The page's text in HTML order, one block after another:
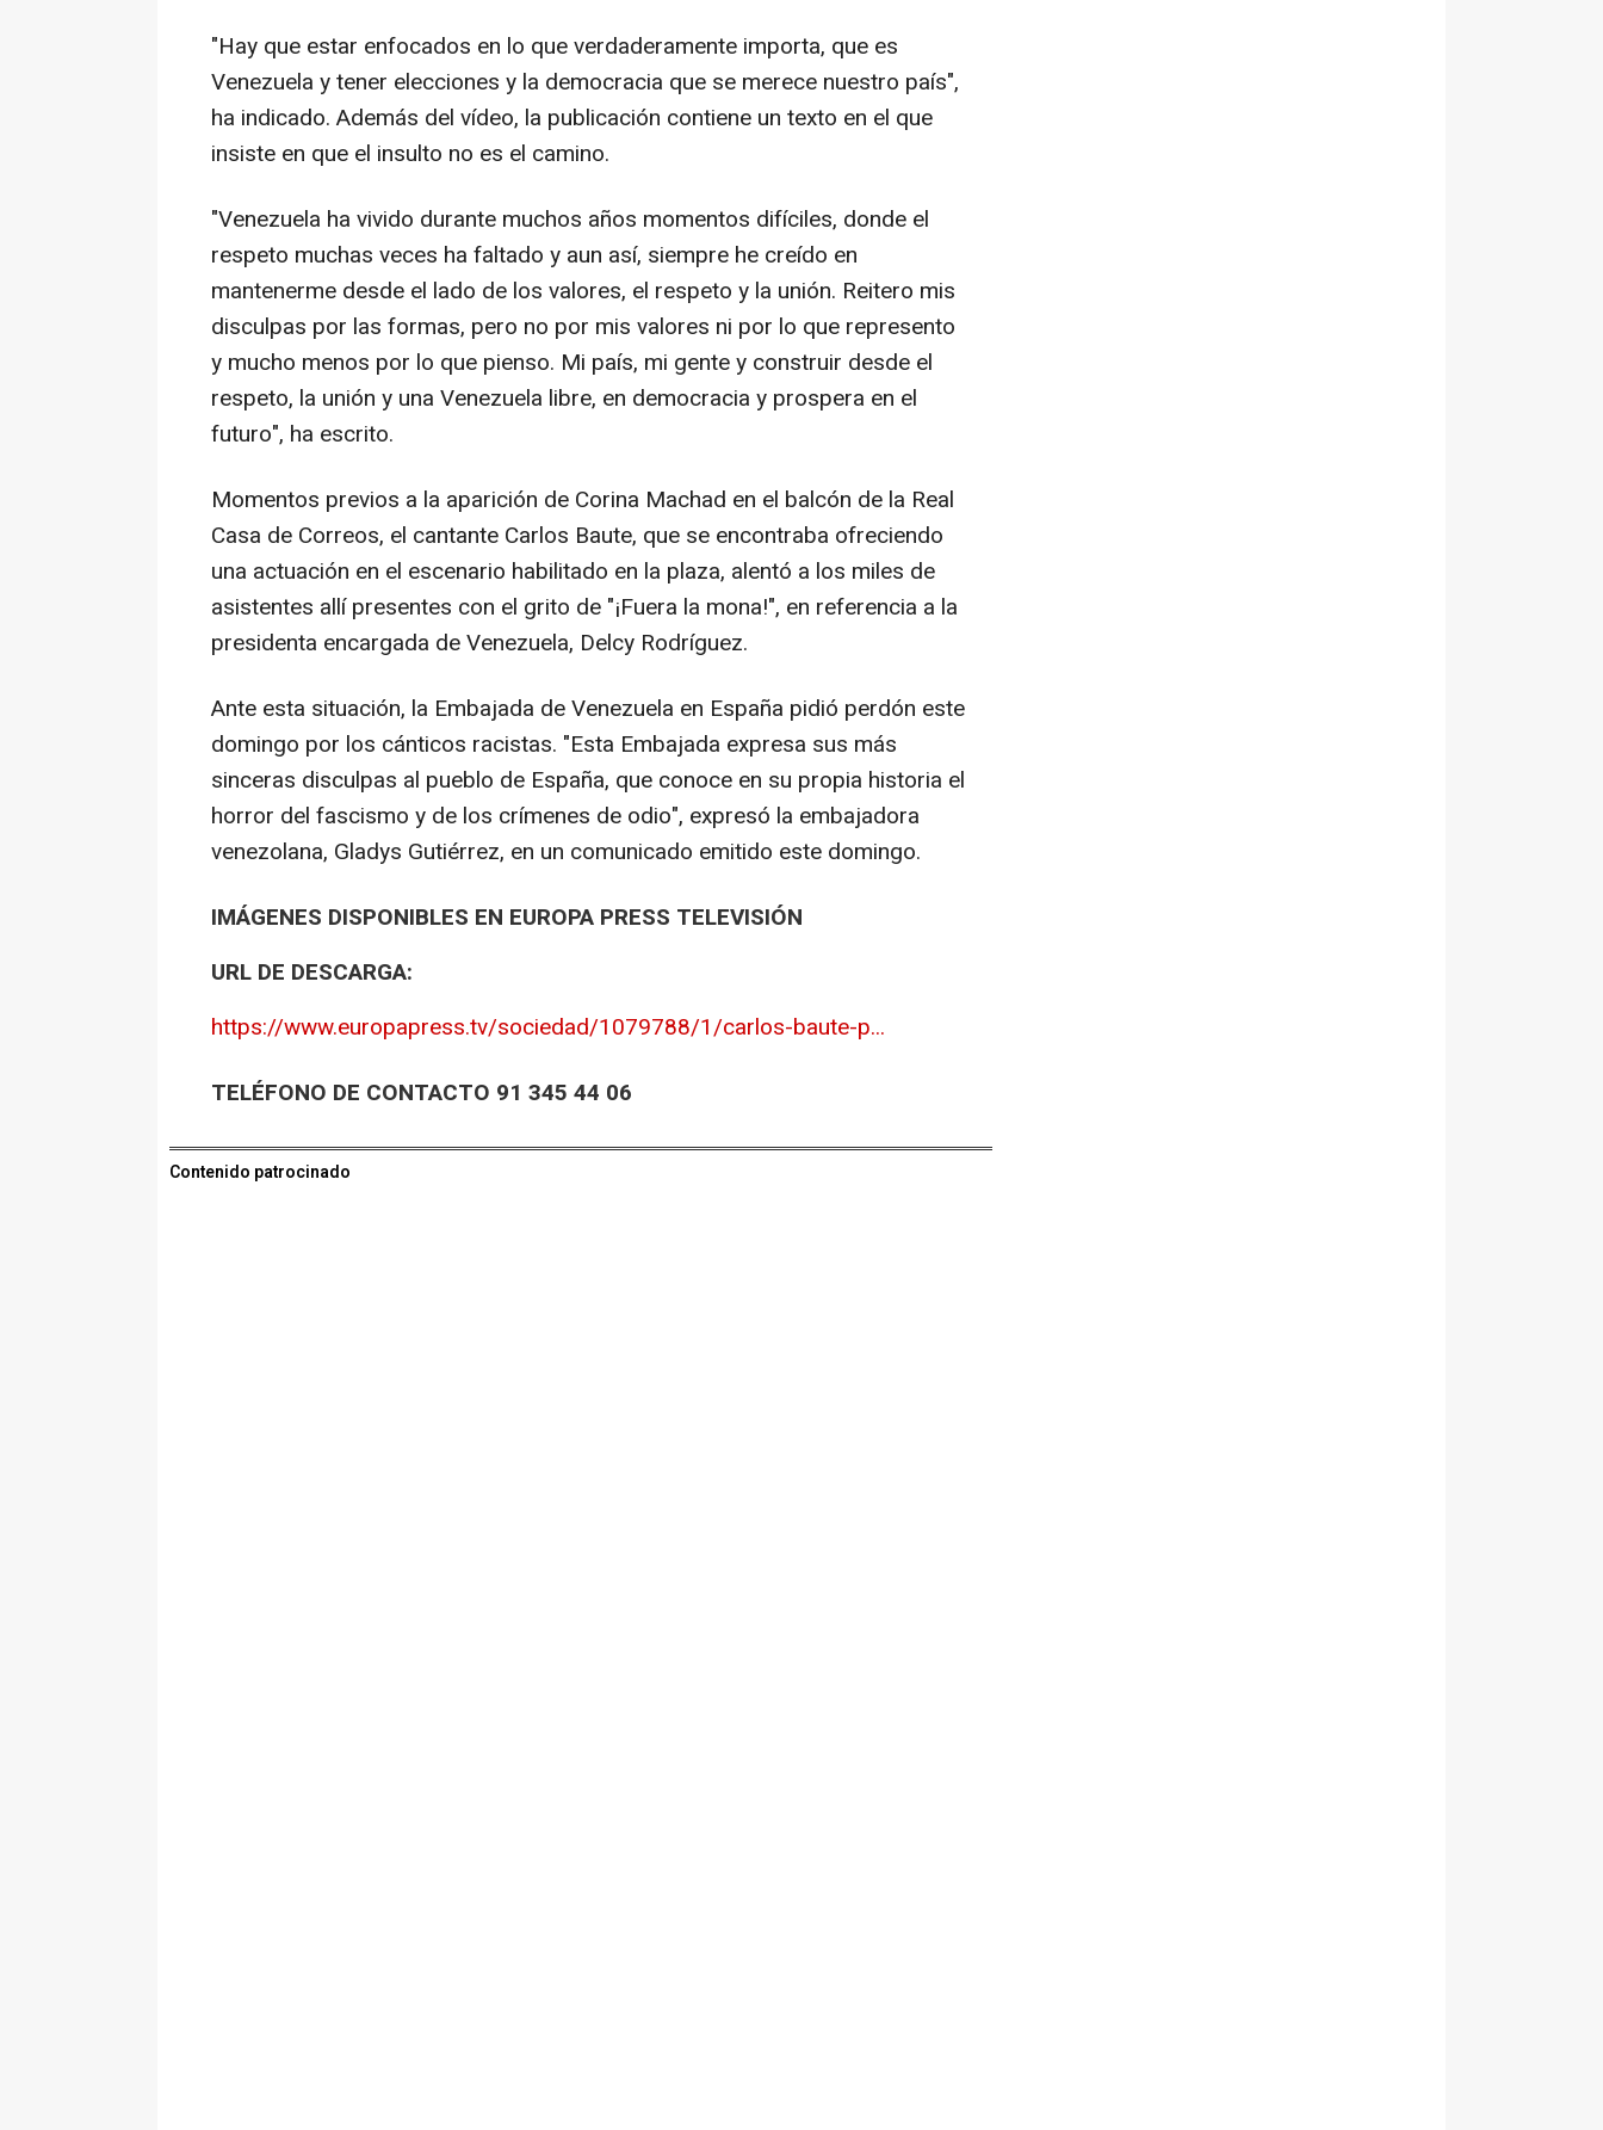
"Hay que estar enfocados en lo que verdaderamente importa, que es
Venezuela y tener elecciones y la democracia que se merece nuestro país",
ha indicado. Además del vídeo, la publicación contiene un texto en el que
insiste en que el insulto no es el camino.
"Venezuela ha vivido durante muchos años momentos difíciles, donde el
respeto muchas veces ha faltado y aun así, siempre he creído en
mantenerme desde el lado de los valores, el respeto y la unión. Reitero mis
disculpas por las formas, pero no por mis valores ni por lo que represento
y mucho menos por lo que pienso. Mi país, mi gente y construir desde el
respeto, la unión y una Venezuela libre, en democracia y prospera en el
futuro", ha escrito.
Momentos previos a la aparición de Corina Machad en el balcón de la Real
Casa de Correos, el cantante Carlos Baute, que se encontraba ofreciendo
una actuación en el escenario habilitado en la plaza, alentó a los miles de
asistentes allí presentes con el grito de "¡Fuera la mona!", en referencia a la
presidenta encargada de Venezuela, Delcy Rodríguez.
Ante esta situación, la Embajada de Venezuela en España pidió perdón este
domingo por los cánticos racistas. "Esta Embajada expresa sus más
sinceras disculpas al pueblo de España, que conoce en su propia historia el
horror del fascismo y de los crímenes de odio", expresó la embajadora
venezolana, Gladys Gutiérrez, en un comunicado emitido este domingo.
IMÁGENES DISPONIBLES EN EUROPA PRESS TELEVISIÓN
URL DE DESCARGA:
https://www.europapress.tv/sociedad/1079788/1/carlos-baute-p...
TELÉFONO DE CONTACTO 91 345 44 06
Contenido patrocinado